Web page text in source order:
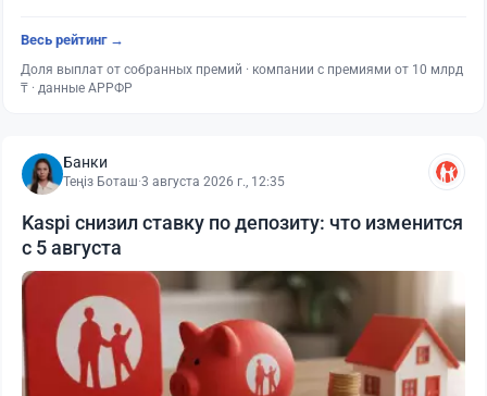
Весь рейтинг →
Доля выплат от собранных премий · компании с премиями от 10 млрд
₸ · данные АРРФР
Банки
Теңіз Боташ·3 августа 2026 г., 12:35
Kaspi снизил ставку по депозиту: что изменится
с 5 августа